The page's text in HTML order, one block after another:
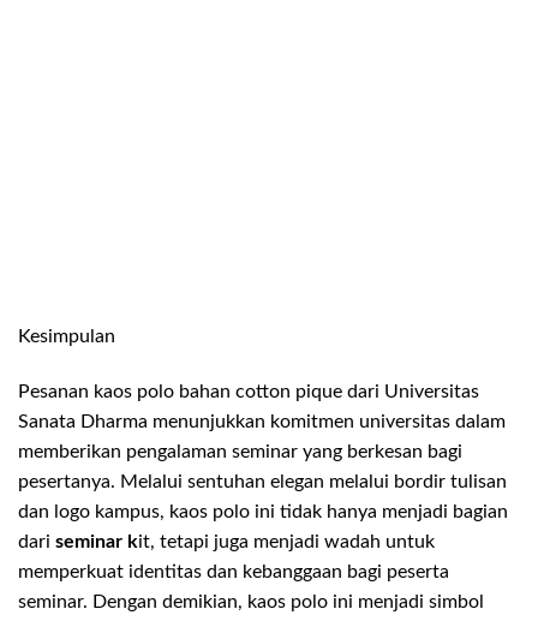
Kesimpulan
Pesanan kaos polo bahan cotton pique dari Universitas
Sanata Dharma menunjukkan komitmen universitas dalam
memberikan pengalaman seminar yang berkesan bagi
pesertanya. Melalui sentuhan elegan melalui bordir tulisan
dan logo kampus, kaos polo ini tidak hanya menjadi bagian
dari seminar kit, tetapi juga menjadi wadah untuk
memperkuat identitas dan kebanggaan bagi peserta
seminar. Dengan demikian, kaos polo ini menjadi simbol